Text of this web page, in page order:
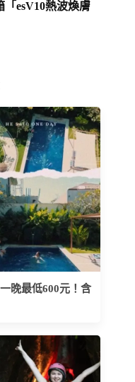
esV10熱波煥膚
晚最低600元！含